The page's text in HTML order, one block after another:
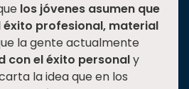
los jóvenes asumen que
éxito profesional, material
la gente actualmente
con el éxito personaly
la idea que en los